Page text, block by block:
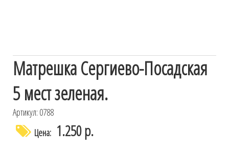
Матрешка Сергиево-Посадская
5 мест зеленая.
Артикул: 0788
Цена: 1.250 р.